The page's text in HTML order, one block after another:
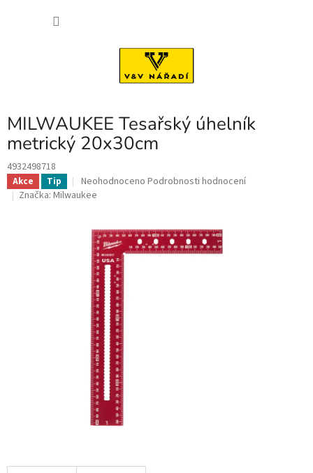
MILWAUKEE Tesařský úhelník
metrický 20x30cm
4932498718
Akce Tip
Průměrné
hodnocení
0,0
hvězdiček.
Neohodnoceno Podrobnosti hodnocení
Značka: Milwaukee